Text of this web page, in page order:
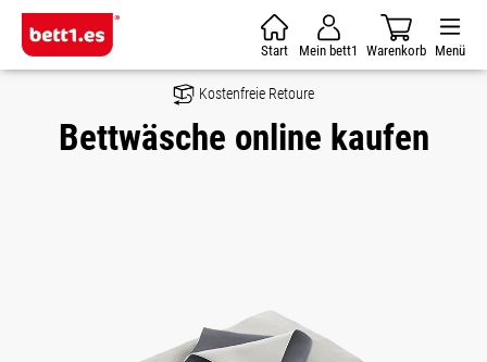
Zum Hauptinhalt springen
Start Mein bett1 Warenkorb Menü
Kostenfreie Retoure
Bettwäsche online kaufen